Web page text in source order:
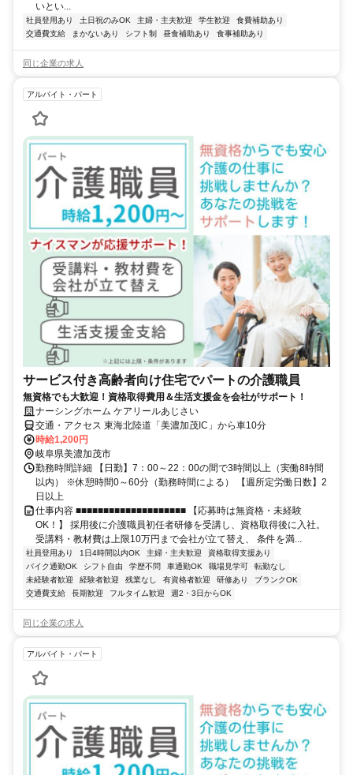
いとい...
社員登用あり 土日祝のみOK 主婦・主夫歓迎 学生歓迎
食費補助あり
交通費支給
まかないあり シフト制 昼食補助あり 食事補助あり
同じ企業の求人
アルバイト・パート
サービス付き高齢者向け住宅でパートの介護職員
無資格でも大歓迎！資格取得費用＆生活支援金を会社がサポート！
ナーシングホーム ケアリールあじさい
交通・アクセス 東海北陸道「美濃加茂IC」から車10分
時給1,200円
岐阜県美濃加茂市
勤務時間詳細 【日勤】7：00～22：00の間で3時間以上（実働8時間
以内） ※休憩時間0～60分（勤務時間による） 【週所定労働日数】2
日以上
仕事内容 ■■■■■■■■■■■■■■■■■■■■ 【応募時は無資格・未経験
OK！】 採用後に介護職員初任者研修を受講し、資格取得後に入社。
受講料・教材費は上限10万円まで会社が立て替え、 条件を満...
社員登用あり 1日4時間以内OK 主婦・主夫歓迎
資格取得支援あり
バイク通勤OK
シフト自由 学歴不問 車通勤OK 職場見学可
転勤なし
未経験者歓迎
経験者歓迎 残業なし 有資格者歓迎 研修あり
ブランクOK
交通費支給
長期歓迎 フルタイム歓迎 週2・3日からOK
同じ企業の求人
アルバイト・パート